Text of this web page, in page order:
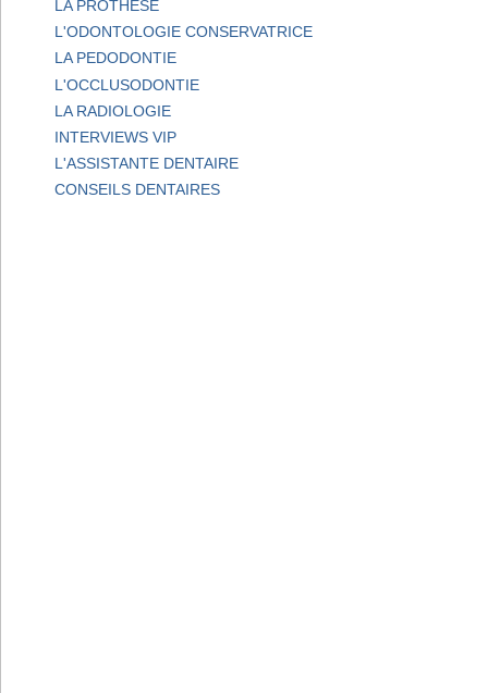
LA PROTHESE
L'ODONTOLOGIE CONSERVATRICE
LA PEDODONTIE
L'OCCLUSODONTIE
LA RADIOLOGIE
INTERVIEWS VIP
L'ASSISTANTE DENTAIRE
CONSEILS DENTAIRES